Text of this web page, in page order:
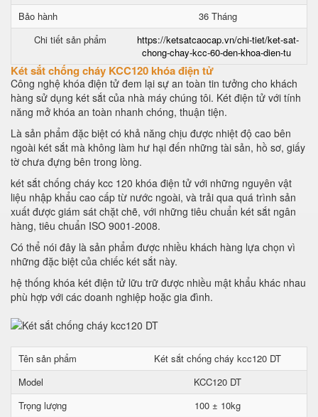
Bảo hành
36 Tháng
Chi tiết sản phẩm
https://ketsatcaocap.vn/chi-tiet/ket-sat-
chong-chay-kcc-60-den-khoa-dien-tu
Két sắt chống cháy KCC120 khóa điện tử
Công nghệ khóa điện tử đem lại sự an toàn tin tưởng cho khách
hàng sử dụng két sắt của nhà máy chúng tôi. Két điện tử với tính
năng mở khóa an toàn nhanh chóng, thuận tiện.
Là sản phẩm đặc biệt có khả năng chịu được nhiệt độ cao bên
ngoài két sắt mà không làm hư hại đến những tài sản, hồ sơ, giấy
tờ chưa đựng bên trong lòng.
két sắt chống cháy kcc 120 khóa điện tử với những nguyên vật
liệu nhập khẩu cao cấp từ nước ngoài, và trải qua quá trình sản
xuất được giám sát chặt chẽ, với những tiêu chuẩn két sắt ngân
hàng, tiêu chuẩn ISO 9001-2008.
Có thể nói đây là sản phẩm được nhiều khách hàng lựa chọn vì
những đặc biệt của chiếc két sắt này.
hệ thống khóa két điện tử lữu trữ được nhiều mật khẩu khác nhau
phù hợp với các doanh nghiệp hoặc gia đình.
Tên sản phẩm
Két sắt chống cháy kcc120 DT
Model
KCC120 DT
Trọng lượng
100 ± 10kg